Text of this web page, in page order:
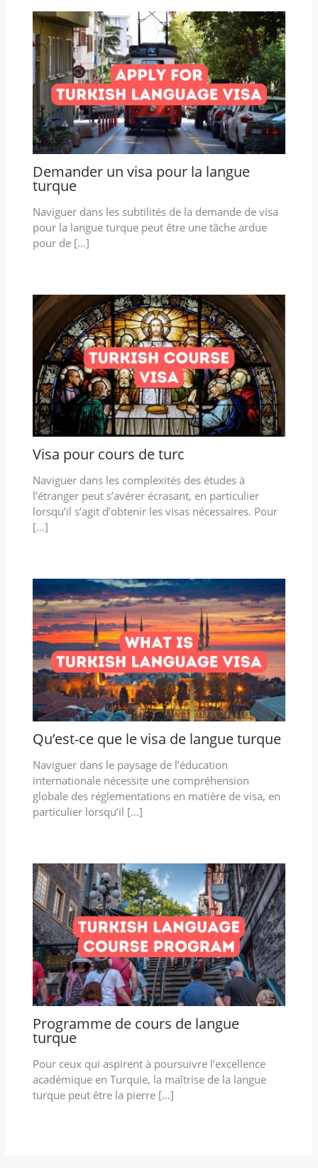
Demander un visa pour la langue
turque
Naviguer dans les subtilités de la demande de visa
pour la langue turque peut être une tâche ardue
pour de […]
Visa pour cours de turc
Naviguer dans les complexités des études à
l’étranger peut s’avérer écrasant, en particulier
lorsqu’il s’agit d’obtenir les visas nécessaires. Pour
[…]
Qu’est-ce que le visa de langue turque
Naviguer dans le paysage de l’éducation
internationale nécessite une compréhension
globale des réglementations en matière de visa, en
particulier lorsqu’il […]
Programme de cours de langue
turque
Pour ceux qui aspirent à poursuivre l’excellence
académique en Turquie, la maîtrise de la langue
turque peut être la pierre […]